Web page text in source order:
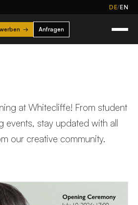
DE/EN
→ Anfragen
at Whitecliffe! From student
events, stay updated with all
our creative community.